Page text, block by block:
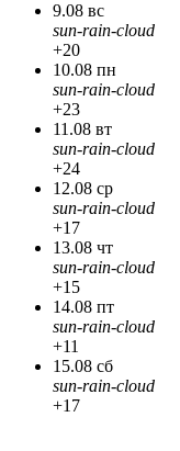
9.08 вс
sun-rain-cloud
+20
10.08 пн
sun-rain-cloud
+23
11.08 вт
sun-rain-cloud
+24
12.08 ср
sun-rain-cloud
+17
13.08 чт
sun-rain-cloud
+15
14.08 пт
sun-rain-cloud
+11
15.08 сб
sun-rain-cloud
+17